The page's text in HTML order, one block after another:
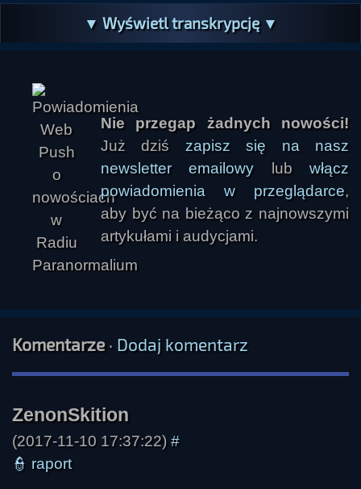
▼ Wyświetl transkrypcję ▼
Nie przegap żadnych nowości!
Już dziś zapisz się na nasz
newsletter emailowy lubwłącz
powiadomienia w przeglądarce,
aby być na bieżąco z najnowszymi
artykułami i audycjami.
Komentarze· Dodaj komentarz
ZenonSkition
(2017-11-10 17:37:22) #
👮 raport